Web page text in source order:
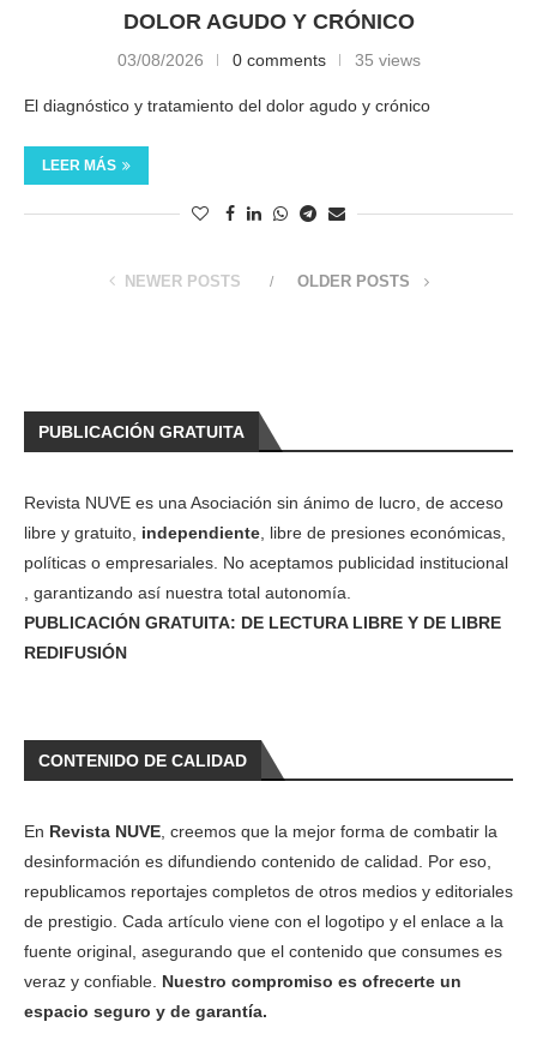
DOLOR AGUDO Y CRÓNICO
03/08/2026 0 comments 35 views
El diagnóstico y tratamiento del dolor agudo y crónico
LEER MÁS
NEWER POSTS OLDER POSTS
PUBLICACIÓN GRATUITA
Revista NUVE es una Asociación sin ánimo de lucro, de acceso
libre y gratuito, independiente , libre de presiones económicas,
políticas o empresariales. No aceptamos publicidad institucional
, garantizando así nuestra total autonomía.
PUBLICACIÓN GRATUITA: DE LECTURA LIBRE Y DE LIBRE
REDIFUSIÓN
CONTENIDO DE CALIDAD
En Revista NUVE , creemos que la mejor forma de combatir la
desinformación es difundiendo contenido de calidad. Por eso,
republicamos reportajes completos de otros medios y editoriales
de prestigio. Cada artículo viene con el logotipo y el enlace a la
fuente original, asegurando que el contenido que consumes es
veraz y confiable. Nuestro compromiso es ofrecerte un
espacio seguro y de garantía.